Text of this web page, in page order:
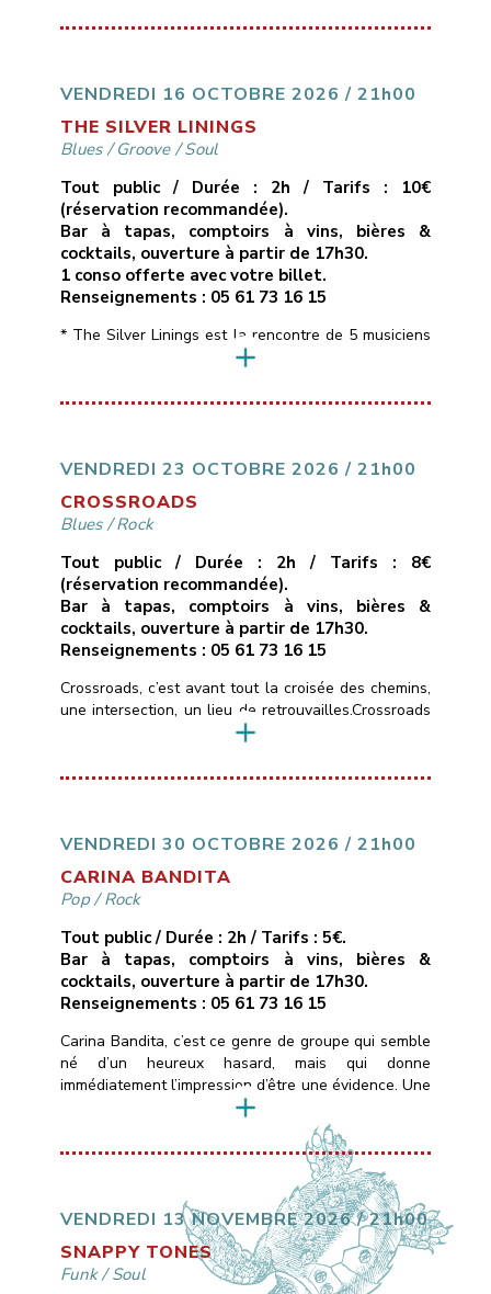
référence commune aux 4 membres du groupe
VENDREDI 16 OCTOBRE 2026 / 21h00
THE SILVER LININGS
Blues/Groove/Soul
Tout public / Durée : 2h / Tarifs : 10€
(réservation recommandée).
Bar à tapas, comptoirs à vins, bières &
cocktails, ouverture à partir de 17h30.
1 conso offerte avec votre billet.
Renseignements : 05 61 73 16 15
* The Silver Linings est la rencontre de 5 musiciens
de la région toulousaine qui soignent leur identité
connus aux influences Blues, Soul, Rhythm & Blues
du groove !!___________________________
VENDREDI 23 OCTOBRE 2026 / 21h00
CROSSROADS
Blues/Rock
Tout public / Durée : 2h / Tarifs : 8€
(réservation recommandée).
Bar à tapas, comptoirs à vins, bières &
cocktails, ouverture à partir de 17h30.
Renseignements : 05 61 73 16 15
Crossroads, c’est avant tout la croisée des chemins,
une intersection, un lieu de retrouvailles.Crossroads
c’est aussi un hommage à la chanson de Calvin
d’une ballade blues-country en guitare-voix, à des
jonctions métissées et bruyantes.Crossroads
VENDREDI 30 OCTOBRE 2026 / 21h00
CARINA BANDITA
Pop/Rock
Tout public / Durée : 2h / Tarifs : 5€.
Bar à tapas, comptoirs à vins, bières &
cocktails, ouverture à partir de 17h30.
Renseignements : 05 61 73 16 15
Carina Bandita, c’est ce genre de groupe qui semble
né d’un heureux hasard, mais qui donne
immédiatement l’impression d’être une évidence. Une
formation rock dont les membres viennent de
différentes parties du monde, chacun portant dans
ses bagages un accent, une histoire, une couleur
musicale.Ce qui les uni, c’est une passion commune
VENDREDI 13 NOVEMBRE 2026 / 21h00
SNAPPY TONES
Funk/Soul